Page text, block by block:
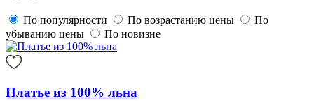
По популярности По возрастанию цены
По
убыванию цены
По новизне
Платье из 100% льна